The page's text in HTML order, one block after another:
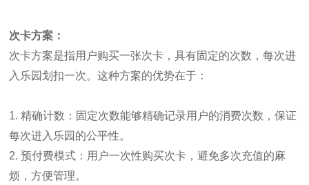
次卡方案：
次卡方案是指用户购买一张次卡，具有固定的次数，每次进
入乐园划扣一次。这种方案的优势在于：
1. 精确计数：固定次数能够精确记录用户的消费次数，保证
每次进入乐园的公平性。
2. 预付费模式：用户一次性购买次卡，避免多次充值的麻
烦，方便管理。